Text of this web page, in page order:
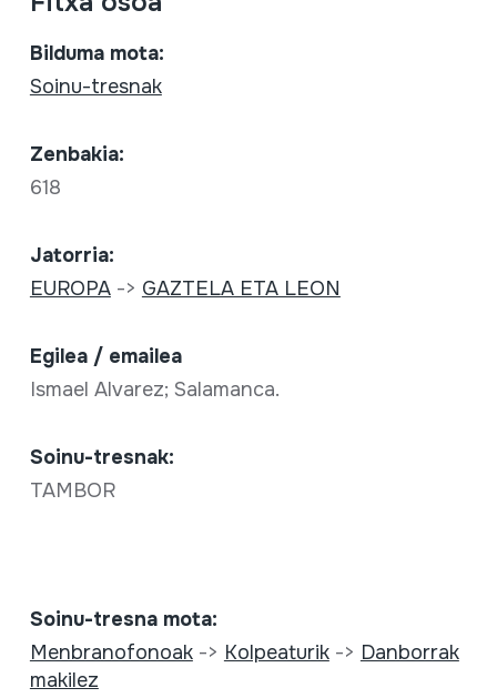
Bilduma mota:
Soinu-tresnak
Zenbakia:
618
Jatorria:
EUROPA-> GAZTELA ETA LEON
Egilea / emailea
Ismael Alvarez; Salamanca.
Soinu-tresnak:
TAMBOR
Soinu-tresna mota:
Menbranofonoak-> Kolpeaturik-> Danborrak
makilez